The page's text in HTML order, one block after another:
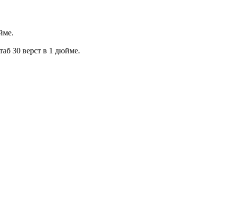
30 верст в 1 дюйме.